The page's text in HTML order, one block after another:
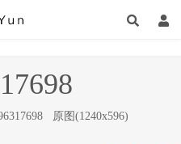
原图(1240x596)